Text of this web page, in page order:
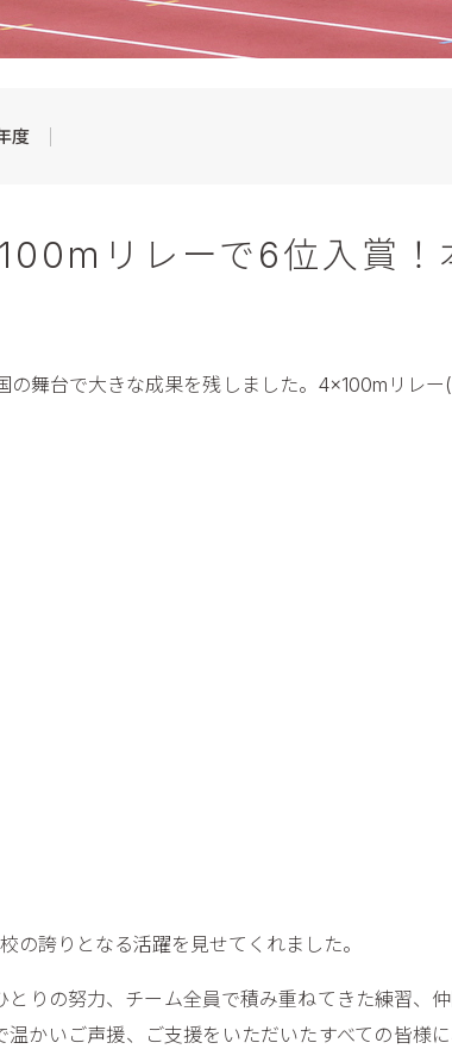
度
リレーで6位入賞！
舞台で大きな成果を残しました。4×100mリレ
誇りとなる活躍を見せてくれました。
りの努力、チーム全員で積み重ねてきた練習、
かいご声援、ご支援をいただいたすべての皆様